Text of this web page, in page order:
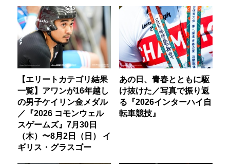
【エリートカテゴリ結果
一覧】アワンが16年越し
の男子ケイリン金メダル
／『2026 コモンウェル
スゲームズ』7月30日
（木）〜8月2日（日） イ
ギリス・グラスゴー
あの日、青春とともに駆
け抜けた／写真で振り返
る『2026インターハイ自
転車競技』